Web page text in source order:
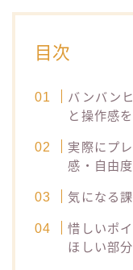
目次
バンバン
と操作感
実際にプ
感・自由
気になる
惜しいポ
ほしい部分